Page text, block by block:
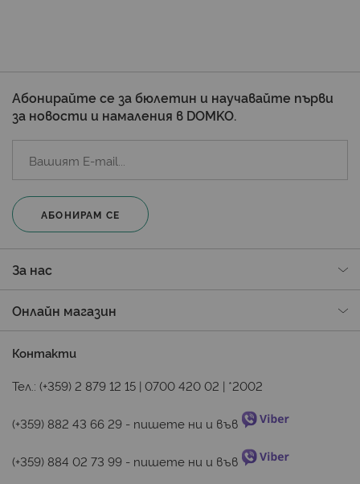
Абонирайте се за бюлетин и научавайте първи
за новости и намаления в DOMKO.
АБОНИРАМ СЕ
За нас
Онлайн магазин
Контакти
Тел.: (+359) 2 879 12 15 | 0700 420 02 | *2002
(+359) 882 43 66 29 - пишете ни и във
(+359) 884 02 73 99 - пишете ни и във